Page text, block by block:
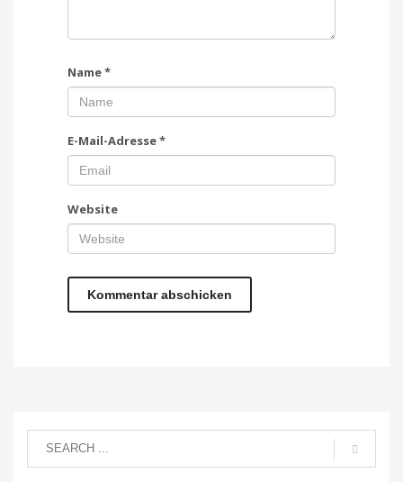
Name*
E-Mail-Adresse*
Website